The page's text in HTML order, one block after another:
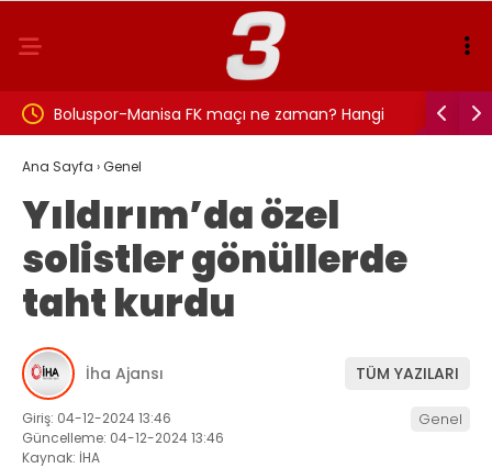
Boluspor-Manisa FK maçı ne zaman? Hangi
kanalda ve saat kaçta?
Ana Sayfa ›Genel
Yıldırım’da özel
solistler gönüllerde
taht kurdu
İha Ajansı TÜM YAZILARI
Giriş: 04-12-2024 13:46
Güncelleme: 04-12-2024 13:46
Kaynak: İHA
Genel